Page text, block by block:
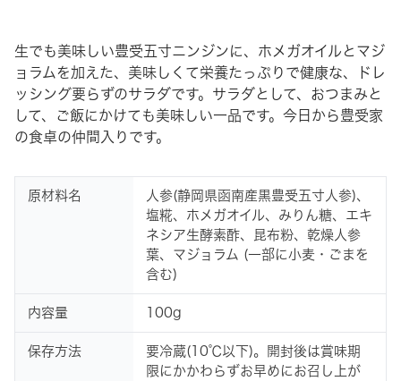
生でも美味しい豊受五寸ニンジンに、ホメガオイルとマジ
ョラムを加えた、美味しくて栄養たっぷりで健康な、ドレ
ッシング要らずのサラダです。サラダとして、おつまみと
して、ご飯にかけても美味しい一品です。今日から豊受家
の食卓の仲間入りです。
原材料名
人参(静岡県函南産黒豊受五寸人参)、
塩糀、ホメガオイル、みりん糖、エキ
ネシア生酵素酢、昆布粉、乾燥人参
葉、マジョラム (一部に小麦・ごまを
含む)
内容量 100g
保存方法
要冷蔵(10℃以下)。開封後は賞味期
限にかかわらずお早めにお召し上が